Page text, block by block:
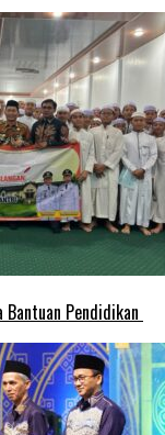
Pendidikan